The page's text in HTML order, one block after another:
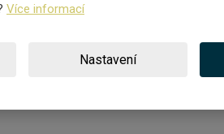
Více informací
Nastavení